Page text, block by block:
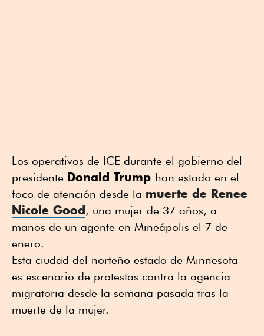
Los operativos de ICE durante el gobierno del
presidente Donald Trump han estado en el
foco de atención desde la muerte de Renee
Nicole Good , una mujer de 37 años, a
manos de un agente en Mineápolis el 7 de
enero.
Esta ciudad del norteño estado de Minnesota
es escenario de protestas contra la agencia
migratoria desde la semana pasada tras la
muerte de la mujer.